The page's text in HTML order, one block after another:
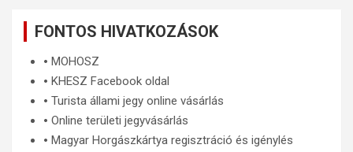
FONTOS HIVATKOZÁSOK
🞄 MOHOSZ
🞄 KHESZ Facebook oldal
🞄 Turista állami jegy online vásárlás
🞄 Online területi jegyvásárlás
🞄 Magyar Horgászkártya regisztráció és igénylés